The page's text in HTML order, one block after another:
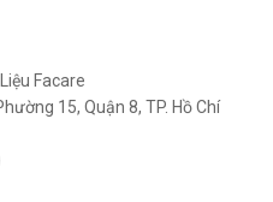
Facare
15, Quận 8, TP. Hồ Chí